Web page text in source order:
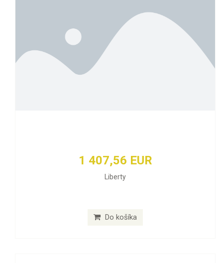
1 407,56 EUR
Liberty
Do košíka